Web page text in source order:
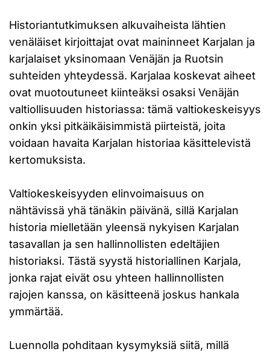
Historiantutkimuksen alkuvaiheista lähtien
venäläiset kirjoittajat ovat maininneet Karjalan ja
karjalaiset yksinomaan Venäjän ja Ruotsin
suhteiden yhteydessä. Karjalaa koskevat aiheet
ovat muotoutuneet kiinteäksi osaksi Venäjän
valtiollisuuden historiassa: tämä valtiokeskeisyys
onkin yksi pitkäikäisimmistä piirteistä, joita
voidaan havaita Karjalan historiaa käsittelevistä
kertomuksista.
Valtiokeskeisyyden elinvoimaisuus on
nähtävissä yhä tänäkin päivänä, sillä Karjalan
historia mielletään yleensä nykyisen Karjalan
tasavallan ja sen hallinnollisten edeltäjien
historiaksi. Tästä syystä historiallinen Karjala,
jonka rajat eivät osu yhteen hallinnollisten
rajojen kanssa, on käsitteenä joskus hankala
ymmärtää.
Luennolla pohditaan kysymyksiä siitä, millä